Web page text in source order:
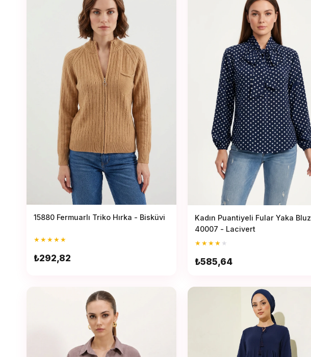
15880 Fermuarlı Triko Hırka - Bisküvi
★★★★★
₺292,82
Kadın Puantiyeli Fular Yaka Bluz
40007 - Lacivert
★★★★ ★
₺585,64